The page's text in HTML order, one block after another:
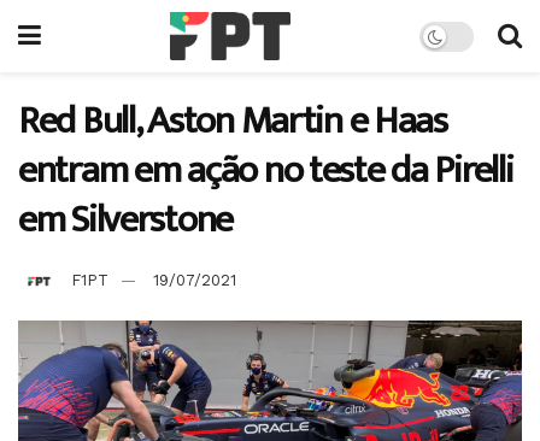
Red Bull, Aston Martin e Haas
entram em ação no teste da Pirelli
em Silverstone
F1PT 19/07/2021